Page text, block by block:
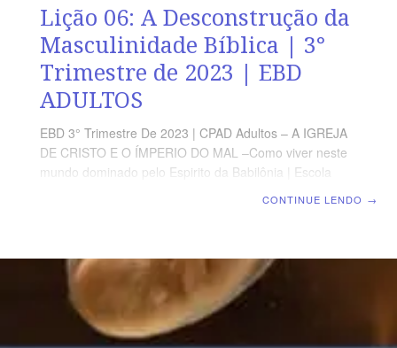
Lição 06: A Desconstrução da
Masculinidade Bíblica | 3°
Trimestre de 2023 | EBD
ADULTOS
EBD 3° Trimestre De 2023 | CPAD Adultos – A IGREJA
DE CRISTO E O ÍMPERIO DO MAL –Como viver neste
mundo dominado pelo Espirito da Babilônia | Escola
homem foi criado com qualidades que expressam
virilidade, responsabilidade e liderança. LEITURA
DIÁRIA Segunda – Gn 1.2 7 Deus criou o ser humano e
os definiu
CONTINUE LENDO →